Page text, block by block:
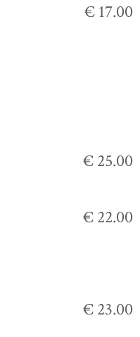
€ 17.00
€ 25.00
€ 22.00
€ 23.00